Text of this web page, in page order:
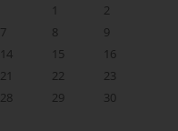
1
2
7 8
9
14 15
16
21 22
23
28 29
30